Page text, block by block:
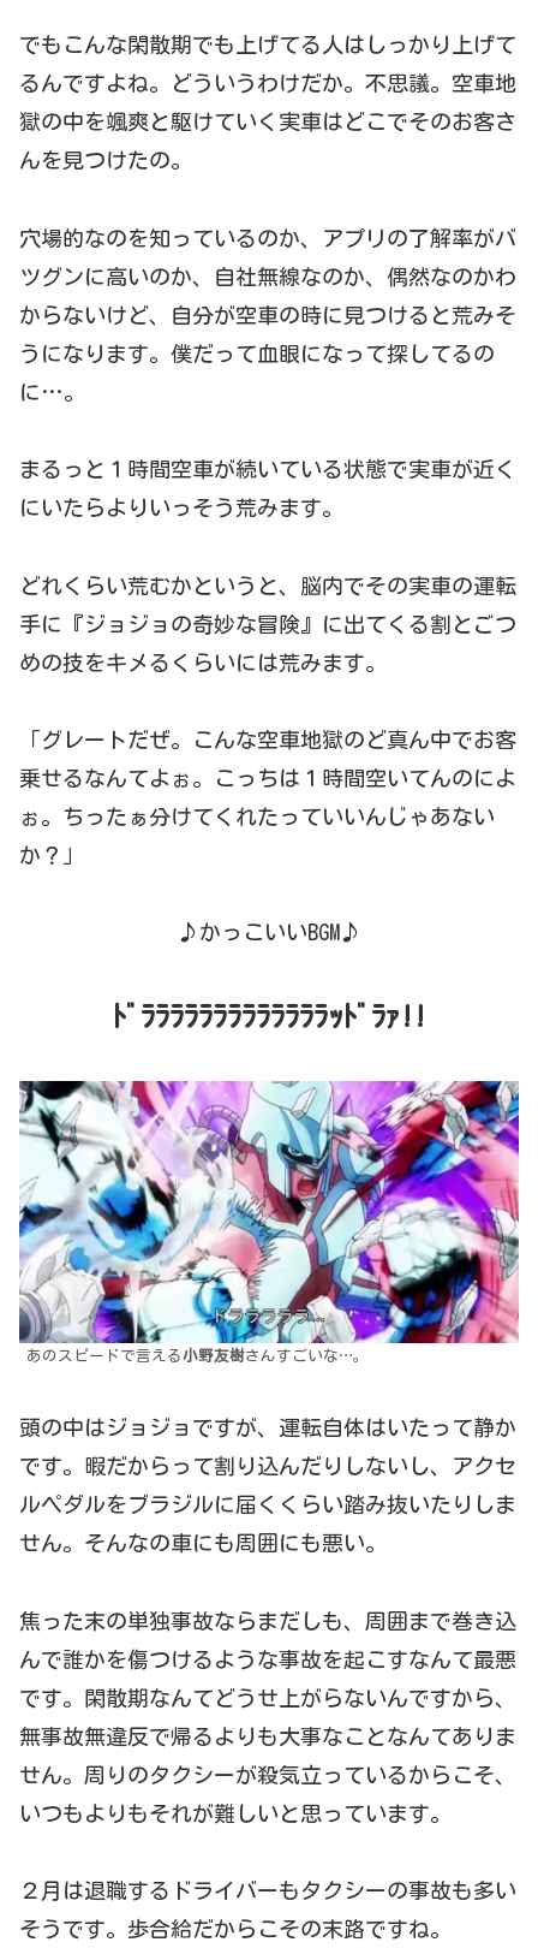
でもこんな閑散期でも上げてる人はしっかり上げて
るんですよね。どういうわけだか。不思議。空車地
獄の中を颯爽と駆けていく実車はどこでそのお客さ
んを見つけたの。
穴場的なのを知っているのか、アプリの了解率がバ
ツグンに高いのか、自社無線なのか、偶然なのかわ
からないけど、自分が空車の時に見つけると荒みそ
うになります。僕だって血眼になって探してるの
に…。
まるっと１時間空車が続いている状態で実車が近く
にいたらよりいっそう荒みます。
どれくらい荒むかというと、脳内でその実車の運転
手に『ジョジョの奇妙な冒険』に出てくる割とごつ
めの技をキメるくらいには荒みます。
「グレートだぜ。こんな空車地獄のど真ん中でお客
乗せるなんてよぉ。こっちは１時間空いてんのによ
ぉ。ちったぁ分けてくれたっていいんじゃあない
か？」
♪かっこいいBGM♪
ﾄﾞﾗﾗﾗﾗﾗﾗﾗﾗﾗﾗﾗﾗﾗｯﾄﾞﾗｧ!!
あのスピードで言える小野友樹さんすごいな…。
頭の中はジョジョですが、運転自体はいたって静か
です。暇だからって割り込んだりしないし、アクセ
ルペダルをブラジルに届くくらい踏み抜いたりしま
せん。そんなの車にも周囲にも悪い。
焦った末の単独事故ならまだしも、周囲まで巻き込
んで誰かを傷つけるような事故を起こすなんて最悪
です。閑散期なんてどうせ上がらないんですから、
無事故無違反で帰るよりも大事なことなんてありま
せん。周りのタクシーが殺気立っているからこそ、
いつもよりもそれが難しいと思っています。
２月は退職するドライバーもタクシーの事故も多い
そうです。歩合給だからこその末路ですね。